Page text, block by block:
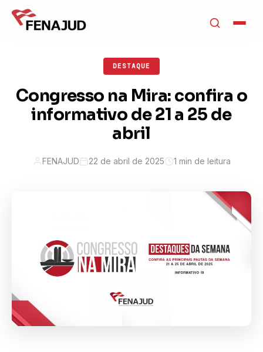
DESTAQUE
Congresso na Mira: confira o
informativo de 21 a 25 de
abril
FENAJUD 22 de abril de 2025 1 min de leitura